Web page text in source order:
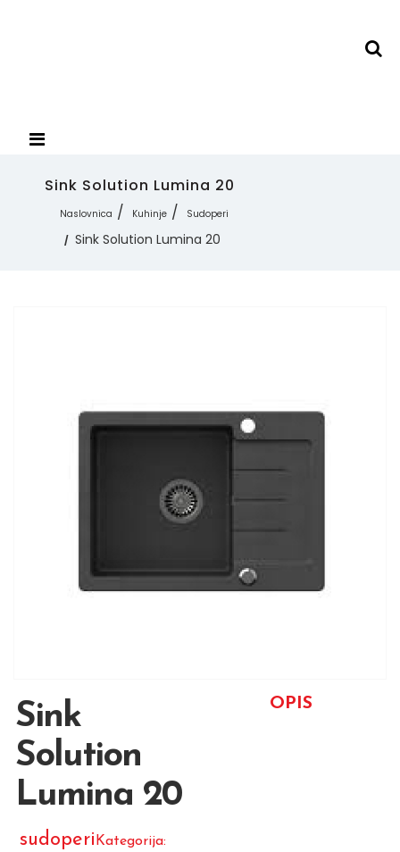
Sink Solution Lumina 20
Naslovnica Kuhinje Sudoperi
Sink Solution Lumina 20
Sink
Solution
Lumina 20
Kategorija:
sudoperi
OPIS